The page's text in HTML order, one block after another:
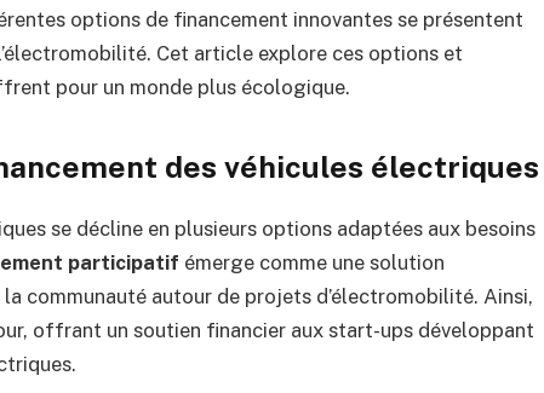
options de financement innovantes se présentent
Cet article explore ces options et
pour un monde plus écologique.
des véhicules électriques
se décline en plusieurs options adaptées aux besoins
participatif émerge comme une solution
communauté autour de projets d’électromobilité. Ainsi,
offrant un soutien financier aux start-ups développant